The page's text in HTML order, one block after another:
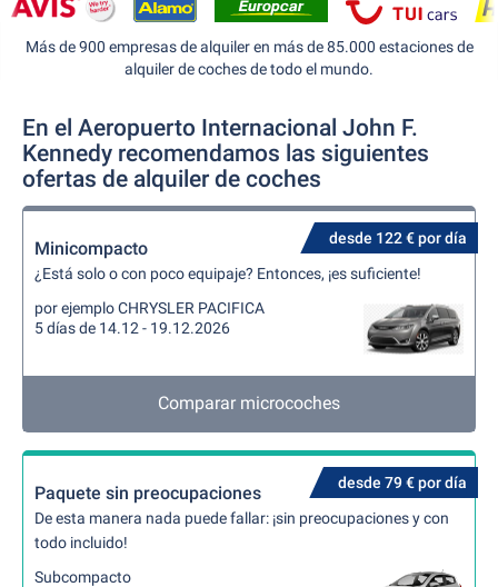
Más de 900 empresas de alquiler en más de 85.000 estaciones de
alquiler de coches de todo el mundo.
En el Aeropuerto Internacional John F.
Kennedy recomendamos las siguientes
ofertas de alquiler de coches
desde 122 € por día
Minicompacto
¿Está solo o con poco equipaje? Entonces, ¡es suficiente!
por ejemplo CHRYSLER PACIFICA
5 días de 14.12 - 19.12.2026
Comparar microcoches
desde 79 € por día
Paquete sin preocupaciones
De esta manera nada puede fallar: ¡sin preocupaciones y con
todo incluido!
Subcompacto